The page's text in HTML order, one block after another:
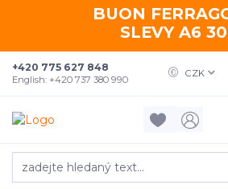
BUON
SLEVY A6
CZK
+420 775 627 848
English: +420 737 380 990